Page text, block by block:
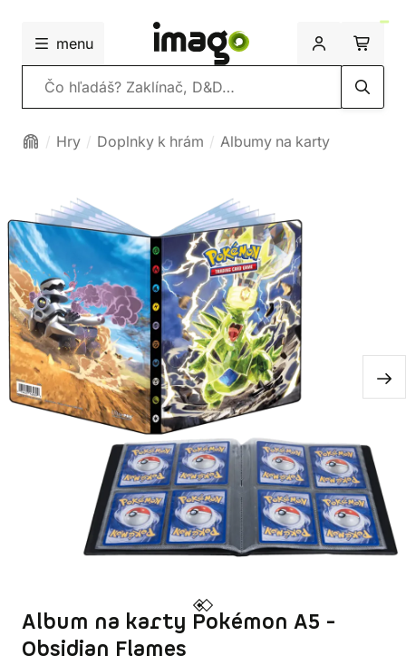
menu
Vyhľadávanie
Hry Doplnky k hrám Albumy na karty
Album na karty Pokémon A5 -
Obsidian Flames